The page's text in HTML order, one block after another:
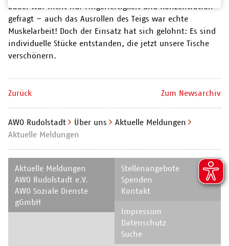
Dabei war nicht nur Fingerfertigkeit und Konzentration
gefragt – auch das Ausrollen des Teigs war echte
Muskelarbeit! Doch der Einsatz hat sich gelohnt: Es sind
individuelle Stücke entstanden, die jetzt unsere Tische
verschönern.
Zurück Zum Newsarchiv
AWO Rudolstadt Über uns
Aktuelle Meldungen
Aktuelle Meldungen
Navigation
überspringen
Aktuelle Meldungen
AWO Rudolstadt e.V.
AWO Soziale Dienste
gGmbH
Navigation
überspringen
Stellenangebote
Spenden
Kontakt
Navigation
überspringen
Impressum
Datenschutz
Suche